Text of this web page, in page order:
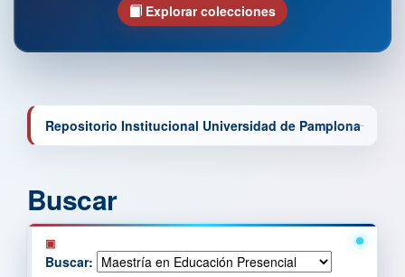
Explorar colecciones
Repositorio Institucional Universidad de Pamplona
Buscar
Buscar: